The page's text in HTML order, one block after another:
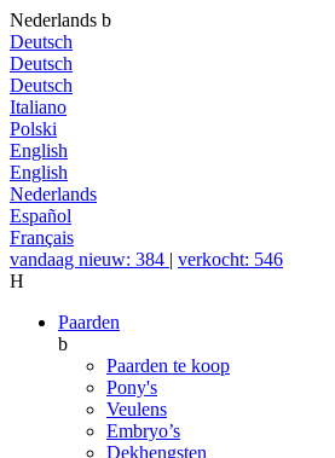
Nederlands b
Deutsch
Deutsch
Deutsch
Italiano
Polski
English
English
Nederlands
Español
Français
vandaag nieuw: 384 | verkocht: 546
H
Paarden
b
Paarden te koop
Pony's
Veulens
Embryo’s
Dekhengsten